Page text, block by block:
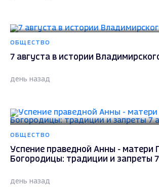
ОБЩЕСТВО
7 августа в истории
день назад
ОБЩЕСТВО
Успение праведной Анны - матери
Богородицы: традиции и запреты
день назад